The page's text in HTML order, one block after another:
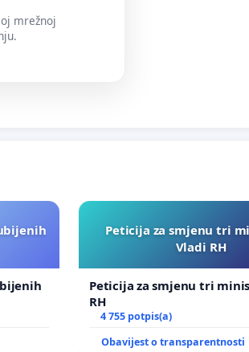
mrežnoj
Peticija za smjenu tri
Vladi RH
Peticija za smjenu tri
RH
4 755 potpis(a)
Obavijest o transparentnosti